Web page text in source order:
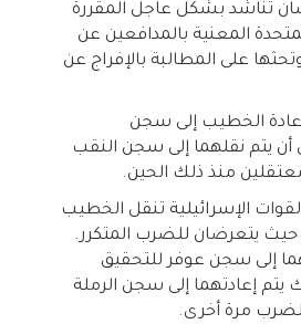
تناشد بشكل عاجل المقررة
المعنية بالمدافعين عن
على المطالبة بالإفراج عن
2024: إعادة الخطيب إلى سجن
أن يتم نقلهما إلى سجن النقب
منذ ذلك الحين.
2024: القوات الإسرائيلية تنقل الخطيب
حيث يتعرضان للضرب المتكرر.
إلى سجن عوفر للتحقيق
إعادتهما إلى سجن الرملة
مرة أخرى.